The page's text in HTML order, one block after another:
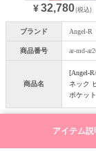
¥32,780(税込)
ブランド Angel-R
商品番号 ar-md-
商品名
[Angel-
ネック
ポケット
アイテム説